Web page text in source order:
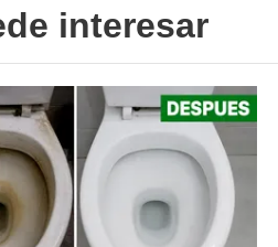
interesar